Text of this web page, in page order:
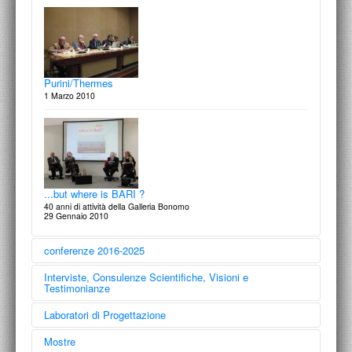
Guillermo Vàzquez Consuegra
Verso un'architettura civile
16 Luglio 2008
Francesco Moschini: Centralità dell’architettura italiana
Dottorato in Composizione Architettonica, Facoltà Federico II
24 Giugno 2008
Francesco Cellini
Fra l'astrazione dell'impianto e l'imperfezione delle cose
11 Febbraio 2008
Purini/Thermes
1 Marzo 2010
...but where is BARI ?
40 anni di attività della Galleria Bonomo
29 Gennaio 2010
conferenze 2016-2025
Francesco Moschini
Interviste, Consulenze Scientifiche, Visioni e
Testimonianze
Laboratori di Progettazione
Mostre